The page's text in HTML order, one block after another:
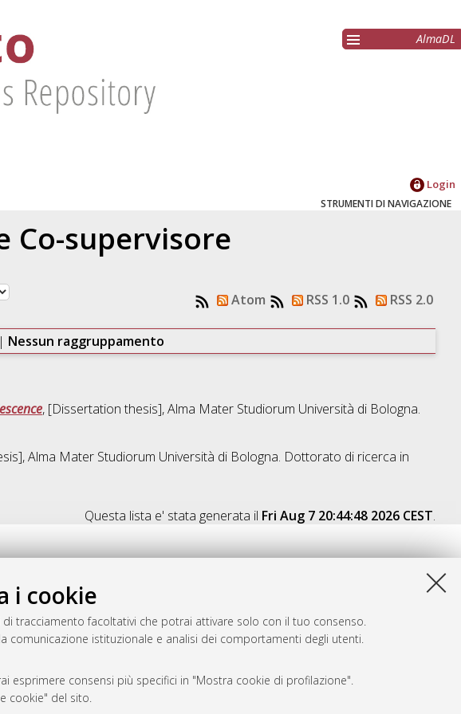
i cookie
tracciamento facoltativi che potrai attivare solo con il tuo consenso.
comunicazione istituzionale e analisi dei comportamenti degli utenti.
esprimere consensi più specifici in "Mostra cookie di profilazione".
cookie" del sito.
AlmaDL
Login
STRUMENTI DI NAVIGAZIONE
Co-supervisore
Atom RSS 1.0 RSS 2.0
| Nessun raggruppamento
, [Dissertation thesis], Alma Mater Studiorum Università di Bologna.
Alma Mater Studiorum Università di Bologna. Dottorato di ricerca in
Questa lista e' stata generata il Fri Aug 7 20:44:48 2026 CEST.